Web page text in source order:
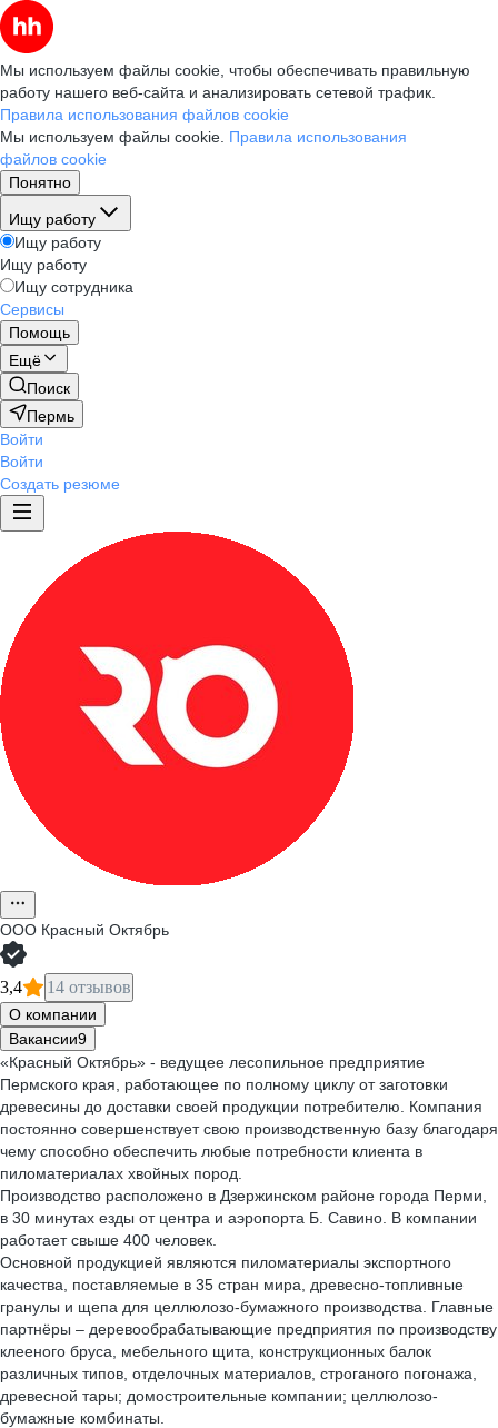
Мы используем файлы cookie, чтобы обеспечивать правильную
работу нашего веб-сайта и анализировать сетевой трафик.
Правила использования файлов cookie
Мы используем файлы cookie. Правила использования
файлов cookie
Понятно
Ищу работу
Ищу работу
Ищу работу
Ищу сотрудника
Сервисы
Помощь
Ещё
Поиск
Пермь
Войти
Войти
Создать резюме
ООО Красный Октябрь
3,4 14 отзывов
О компании
Вакансии9
«Красный Октябрь» - ведущее лесопильное предприятие
Пермского края, работающее по полному циклу от заготовки
древесины до доставки своей продукции потребителю. Компания
постоянно совершенствует свою производственную базу благодаря
чему способно обеспечить любые потребности клиента в
пиломатериалах хвойных пород.
Производство расположено в Дзержинском районе города Перми,
в 30 минутах езды от центра и аэропорта Б. Савино. В компании
работает свыше 400 человек.
Основной продукцией являются пиломатериалы экспортного
качества, поставляемые в 35 стран мира, древесно-топливные
гранулы и щепа для целлюлозо-бумажного производства. Главные
партнёры – деревообрабатывающие предприятия по производству
клееного бруса, мебельного щита, конструкционных балок
различных типов, отделочных материалов, строганого погонажа,
древесной тары; домостроительные компании; целлюлозо-
бумажные комбинаты.